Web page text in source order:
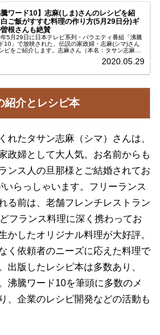
騰ワード10】志麻(しま)さんのレシピを紹
ご飯がすすむ料理の作り方(5月29日分)ギ
根さんも絶賛
5月29日に日本テレビ系列・バラエティ番組「沸騰
10」で放映された、伝説の家政婦・志麻(シマ)さん
ピをご紹介します。志麻さん（本名：タサン志麻）
2020.05.29
紹介とレシピ本
れたタサン志麻（シマ）さんは、
政婦として大人気。お名前からも
ンス人の旦那様とご結婚されてお
いらっしゃいます。フリーランス
る前は、老舗フレンチレストラン
フランス料理に深く携わってお
かしたオリジナル料理が大好評。
く依頼者のニーズに応えた料理で
出版したレシピ本は多数あり、
沸騰ワード10を筆頭に多数のメ
、企業のレシピ開発などの活動も